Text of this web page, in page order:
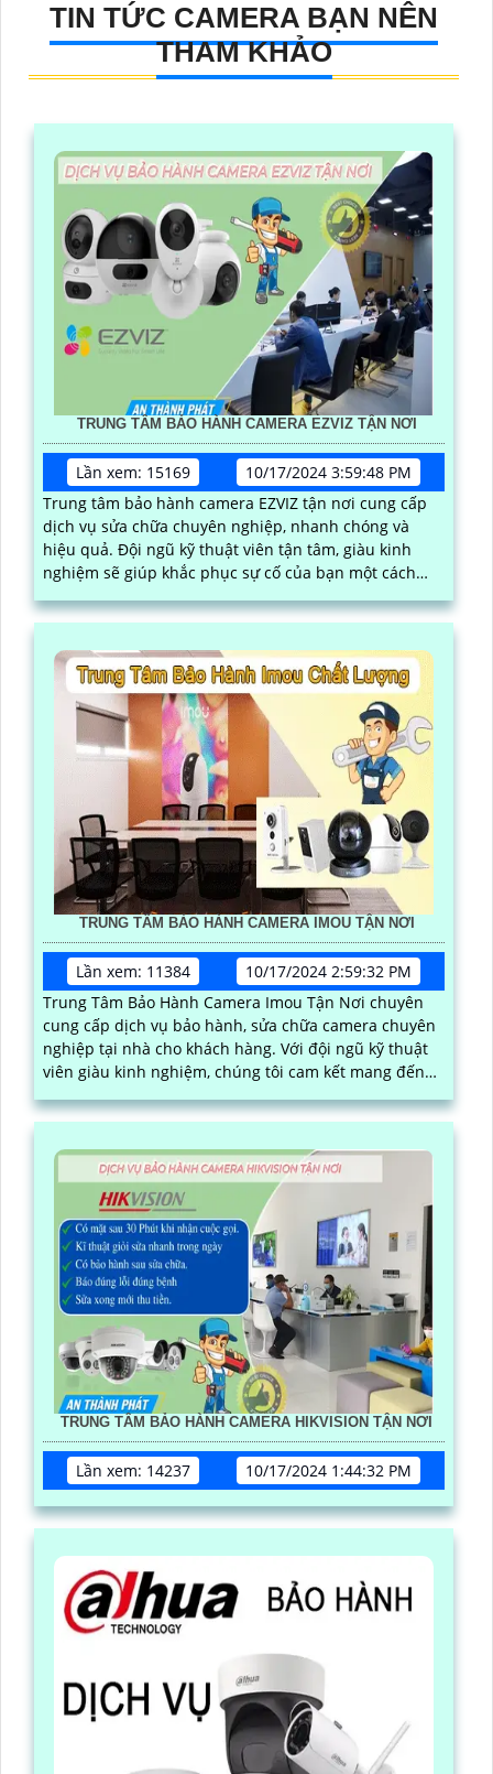
TIN TỨC CAMERA BẠN NÊN
THAM KHẢO
TRUNG TÂM BẢO HÀNH CAMERA EZVIZ TẬN NƠI
Lần xem: 15169
10/17/2024 3:59:48 PM
Trung tâm bảo hành camera EZVIZ tận nơi cung cấp
dịch vụ sửa chữa chuyên nghiệp, nhanh chóng và
hiệu quả. Đội ngũ kỹ thuật viên tận tâm, giàu kinh
nghiệm sẽ giúp khắc phục sự cố của bạn một cách
nhanh chóng và chính xác
TRUNG TÂM BẢO HÀNH CAMERA IMOU TẬN NƠI
Lần xem: 11384
10/17/2024 2:59:32 PM
Trung Tâm Bảo Hành Camera Imou Tận Nơi chuyên
cung cấp dịch vụ bảo hành, sửa chữa camera chuyên
nghiệp tại nhà cho khách hàng. Với đội ngũ kỹ thuật
viên giàu kinh nghiệm, chúng tôi cam kết mang đến
dịch vụ nhanh chóng, chất lượng và hiệu quả
TRUNG TÂM BẢO HÀNH CAMERA HIKVISION TẬN NƠI
Lần xem: 14237 10/17/2024 1:44:32 PM